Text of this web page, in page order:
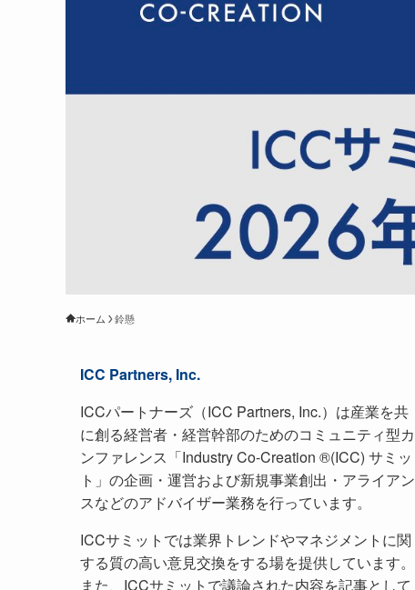
ホーム 鈴懸
ICC Partners, Inc.
ICCパートナーズ（ICC Partners, Inc.）は産業を共
に創る経営者・経営幹部のためのコミュニティ型カ
ンファレンス「Industry Co-Creation ®(ICC) サミッ
ト」の企画・運営および新規事業創出・アライアン
スなどのアドバイザー業務を行っています。
ICCサミットでは業界トレンドやマネジメントに関
する質の高い意見交換をする場を提供しています。
また、ICCサミットで議論された内容を記事として